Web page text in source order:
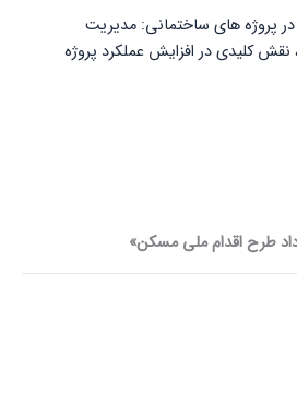
پروژه های ساختمانی: مدیریت
کلیدی در افزایش عملکرد پروژه